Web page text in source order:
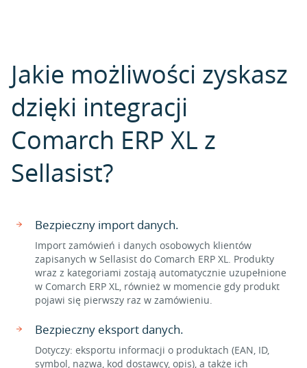
Jakie możliwości zyskasz
dzięki integracji
Comarch ERP XL z
Sellasist?
Bezpieczny import danych.
Import zamówień i danych osobowych klientów
zapisanych w Sellasist do Comarch ERP XL. Produkty
wraz z kategoriami zostają automatycznie uzupełnione
w Comarch ERP XL, również w momencie gdy produkt
pojawi się pierwszy raz w zamówieniu.
Bezpieczny eksport danych.
Dotyczy: eksportu informacji o produktach (EAN, ID,
symbol, nazwa, kod dostawcy, opis), a także ich